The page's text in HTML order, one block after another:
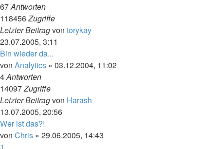
67Antworten
118456Zugriffe
Letzter Beitragvon torykay
23.07.2005, 3:11
Bin wieder da...
von Analytics » 03.12.2004, 11:02
4Antworten
14097Zugriffe
Letzter Beitragvon Harash
13.07.2005, 20:56
Wer ist das?!
von Chris » 29.06.2005, 14:43